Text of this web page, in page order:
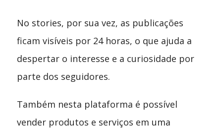
No stories, por sua vez, as publicações
ficam visíveis por 24 horas, o que ajuda a
despertar o interesse e a curiosidade por
parte dos seguidores.
Também nesta plataforma é possível
vender produtos e serviços em uma